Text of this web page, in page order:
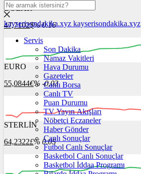
DOLAR
47,7102$% 0.16
00:00 00:00
EURO
55,0844€% -0.03
00:00 00:00 00:00
STERLİN
64,2322£% 0.05
kayserisondakika.xyz kayserisondakika.xyz
Servis
Son Dakika
Namaz Vakitleri
Hava Durumu
Gazeteler
Canlı Borsa
Canlı TV
Puan Durumu
TV Yayın Akışları
Nöbetçi Eczaneler
Haber Gönder
Canlı Sonuçlar
Futbol Canlı Sonuçlar
Basketbol Canlı Sonuçlar
Basketbol İddaa Programı